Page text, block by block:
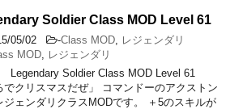
Soldier Class MOD Level 61
05/02 -Class MOD
レジェンダリ
MOD
レジェンダリ
Legendary Soldier Class MOD Level 61
でクリスマスだぜ」 コマンドーのアクストン
ジェンダリクラスMODです。 ＋5のスキルが